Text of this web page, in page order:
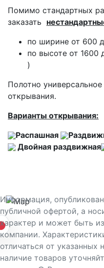
Помимо стандартных
заказать
по ширине от 600
по высоте от
)
Полотно
открывания.
Варианты открывания:
Распашная
Двойная раздвижная
Информация,
публичной офертой, а
характер и может быть
компании.
отличаться от указанных
наличие товаров